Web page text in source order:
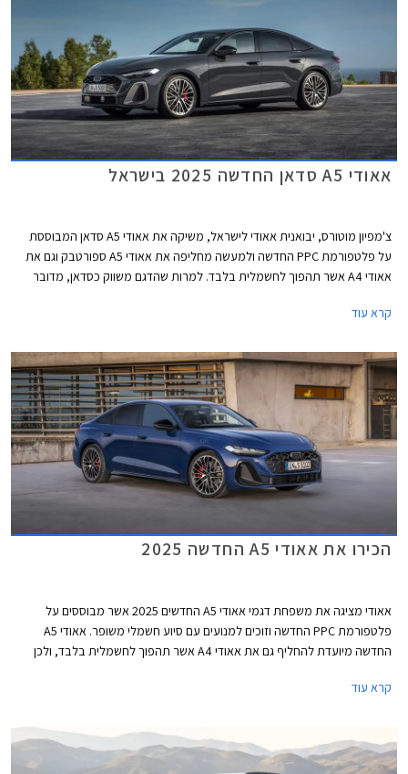
אאודי A5 סדאן החדשה 2025 בישראל
צ'מפיון מוטורס, יבואנית אאודי לישראל, משיקה את אאודי A5 סדאן המבוססת
על פלטפורמת PPC החדשה ולמעשה מחליפה את אאודי A5 ספורטבק וגם את
אאודי A4 אשר תהפוך לחשמלית בלבד. למרות שהדגם משווק כסדאן, מדובר
A5 גם בתצורת אוונט (סטיישן) שאינה מגיעה אלינו.
קרא עוד
הכירו את אאודי A5 החדשה 2025
אאודי מציגה את משפחת דגמי אאודי A5 החדשים 2025 אשר מבוססים על
פלטפורמת PPC החדשה וזוכים למנועים עם סיוע חשמלי משופר. אאודי A5
החדשה מיועדת להחליף גם את אאודי A4 אשר תהפוך לחשמלית בלבד, ולכן
ישווק לראשונה בתצורת אוונט (סטיישן) וסדאן שהינה למעשה דומה יותר לגרסת
הקופה והקבריולט יוצגו בהמשך בשם שונה בדומה למהלך שמרצדס ביצעה עם
מרצדס CLE.
קרא עוד